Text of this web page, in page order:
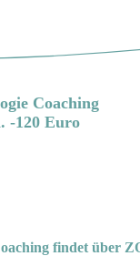
Coaching
-120 Euro
findet über